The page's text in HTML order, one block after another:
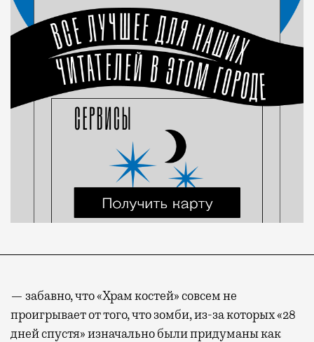
— забавно, что «Храм костей» совсем не
проигрывает от того, что зомби, из-за которых «28
дней спустя» изначально были придуманы как